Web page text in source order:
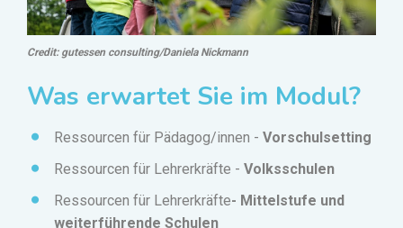
Credit: gutessen consulting/Daniela Nickmann
Was erwartet Sie im Modul?
Ressourcen für Pädagog/innen - Vorschulsetting
Ressourcen für Lehrerkräfte - Volksschulen
Ressourcen für Lehrerkräfte- Mittelstufe und
weiterführende Schulen